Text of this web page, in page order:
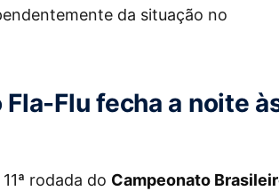
da situação no
Flu fecha a noite
rodada do Campeonato